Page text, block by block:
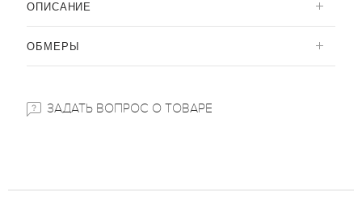
ОПИСАНИЕ
ОБМЕРЫ
ЗАДАТЬ ВОПРОС О ТОВАРЕ